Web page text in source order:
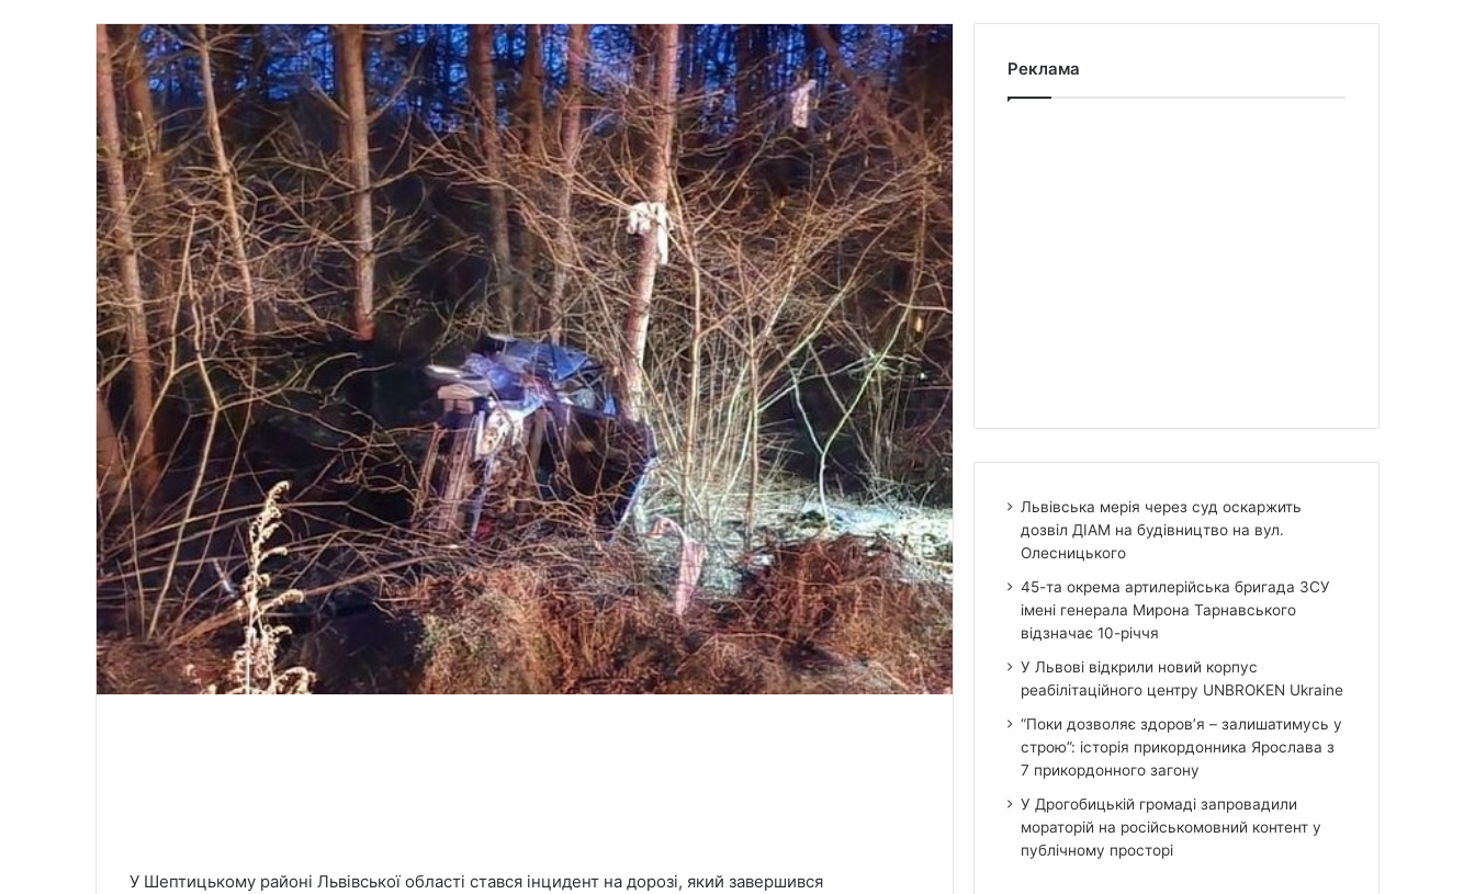
У Шептицькому районі Львівської області стався інцидент на дорозі, який завершився
Реклама
Львівська мерія через суд оскаржить
дозвіл ДІАМ на будівництво на вул.
Олесницького
45-та окрема артилерійська бригада ЗСУ
імені генерала Мирона Тарнавського
відзначає 10-річчя
У Львові відкрили новий корпус
реабілітаційного центру UNBROKEN Ukraine
“Поки дозволяє здоров’я – залишатимусь у
строю”: історія прикордонника Ярослава з
7 прикордонного загону
У Дрогобицькій громаді запровадили
мораторій на російськомовний контент у
публічному просторі